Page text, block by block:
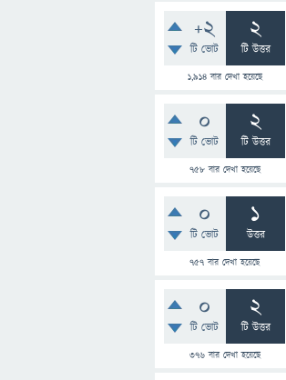
+2
টি ভোট
2
টি উত্তর
1,914বার দেখা হয়েছে
0
টি ভোট
2
টি উত্তর
758বার দেখা হয়েছে
0
টি ভোট
1
উত্তর
757 বার দেখা হয়েছে
0
টি ভোট
2
টি উত্তর
376বার দেখা হয়েছে